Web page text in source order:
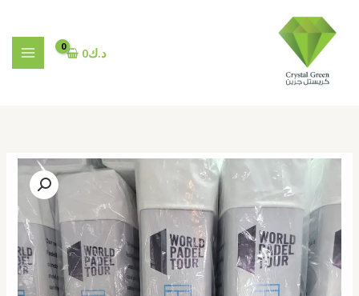
المحتوى
د.ك0